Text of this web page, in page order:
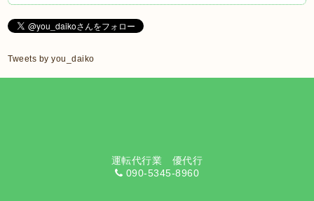
Tweets by you_daiko
運転代行業 優代行
090-5345-8960